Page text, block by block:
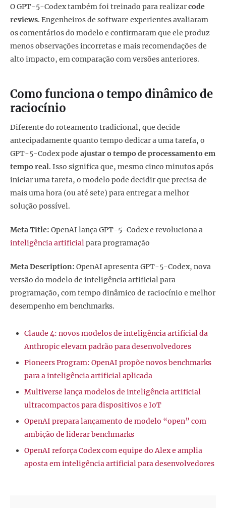
O GPT-5-Codex também foi treinado para realizarcode
reviews. Engenheiros de software experientes avaliaram
os comentários do modelo e confirmaram que ele produz
menos observações incorretas e mais recomendações de
alto impacto, em comparação com versões anteriores.
Como funciona o tempo dinâmico de
raciocínio
Diferente do roteamento tradicional, que decide
antecipadamente quanto tempo dedicar a uma tarefa, o
GPT-5-Codex pode ajustar o tempo de processamento em
tempo real. Isso significa que, mesmo cinco minutos após
iniciar uma tarefa, o modelo pode decidir que precisa de
mais uma hora (ou até sete) para entregar a melhor
solução possível.
Meta Title: OpenAI lança GPT-5-Codex e revoluciona a
inteligência artificialpara programação
Meta Description: OpenAI apresenta GPT-5-Codex, nova
versão do modelo de inteligência artificial para
programação, com tempo dinâmico de raciocínio e melhor
desempenho em benchmarks.
Claude 4: novos modelos de inteligência artificial da
Anthropic elevam padrão para desenvolvedores
Pioneers Program: OpenAI propõe novos benchmarks
para a inteligência artificial aplicada
Multiverse lança modelos de inteligência artificial
ultracompactos para dispositivos e IoT
OpenAI prepara lançamento de modelo “open” com
ambição de liderar benchmarks
OpenAI reforça Codex com equipe do Alex e amplia
aposta em inteligência artificial para desenvolvedores